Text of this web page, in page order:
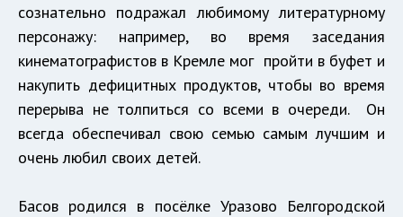
сознательно подражал любимому литературному
персонажу: например, во время заседания
кинематографистов в Кремле мог пройти в буфет и
накупить дефицитных продуктов, чтобы во время
перерыва не толпиться со всеми в очереди. Он
всегда обеспечивал свою семью самым лучшим и
очень любил своих детей.
Басов родился в посёлке Уразово Белгородской